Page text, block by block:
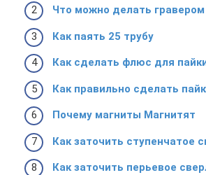
Что можно делать гравером
Как паять 25 трубу
Как сделать флюс для
Как правильно сделать
Почему магниты Магнитят
Как заточить ступенчатое
Как заточить перьевое